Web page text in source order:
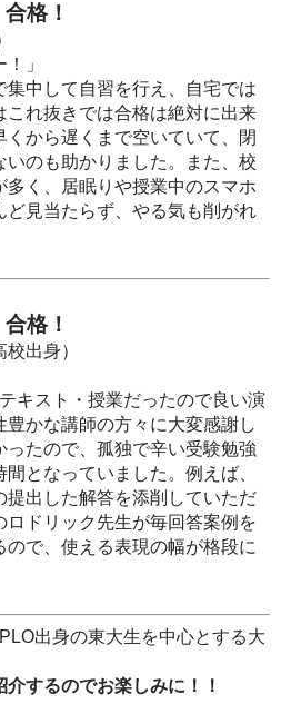
格！
」
中して自習を行え、自宅では
れ抜きでは合格は絶対に出来
くから遅くまで空いていて、閉
いのも助かりました。また、校
く、居眠りや授業中のスマホ
ど見当たらず、やる気も削がれ
格！
出身）
キスト・授業だったので良い演
かな講師の方々に大変感謝し
たので、孤独で辛い受験勉強
となっていました。例えば、
出した解答を添削していただ
ドリック先生が毎回答案例を
で、使える表現の幅が格段に
出身の東大生を中心とする大
するのでお楽しみに！！